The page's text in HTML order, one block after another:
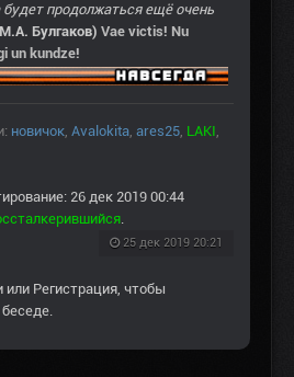
будет продолжаться ещё очень
Булгаков) Vae victis! Nu
un kundze!
новичок, Avalokita, ares25, LAKI,
26 дек 2019 00:44
.
25 дек 2019 20:21
или Регистрация, чтобы